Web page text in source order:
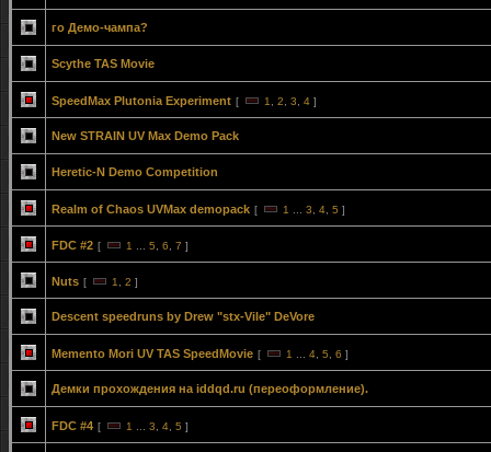
го Демо-чампа?
Scythe TAS Movie
SpeedMax Plutonia Experiment [ 1 2 3 4 ]
New STRAIN UV Max Demo Pack
Heretic-N Demo Competition
Realm of Chaos UVMax demopack [ 1 3 4 5 ]
FDC #2 [ 1 5 6 7 ]
Nuts [ 1 2 ]
Descent speedruns by Drew "stx-Vile" DeVore
Memento Mori UV TAS SpeedMovie [ 1 4 5 6 ]
Демки прохождения на iddqd.ru (переоформление).
FDC #4 [ 1 3 4 5 ]